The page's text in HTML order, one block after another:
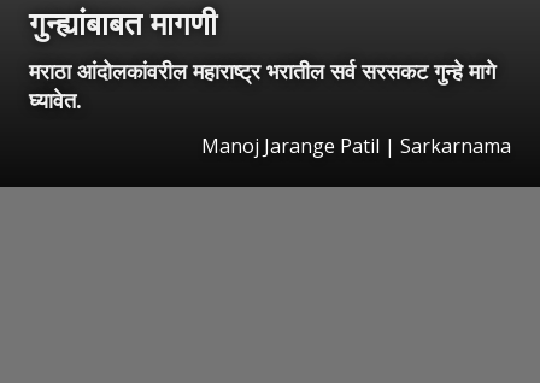
गुन्ह्यांबाबत मागणी
मराठा आंदोलकांवरील महाराष्ट्र भरातील सर्व सरसकट गुन्हे मागे
घ्यावेत.
Manoj Jarange Patil | Sarkarnama